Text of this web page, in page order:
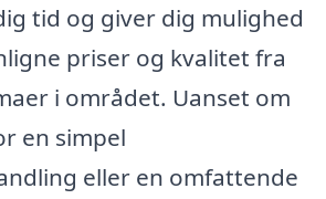
tid og giver dig mulighed
priser og kvalitet fra
i området. Uanset om
en simpel
eller en omfattende